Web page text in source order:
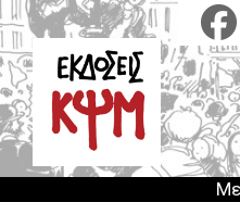
Παράκαμψη
προς
το
κυρίως
περιεχόμενο